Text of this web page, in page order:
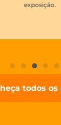
exposição.
todos os